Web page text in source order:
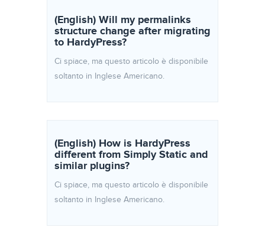
(English) Will my permalinks
structure change after migrating
to HardyPress?
Ci spiace, ma questo articolo è disponibile
soltanto in Inglese Americano.
(English) How is HardyPress
different from Simply Static and
similar plugins?
Ci spiace, ma questo articolo è disponibile
soltanto in Inglese Americano.